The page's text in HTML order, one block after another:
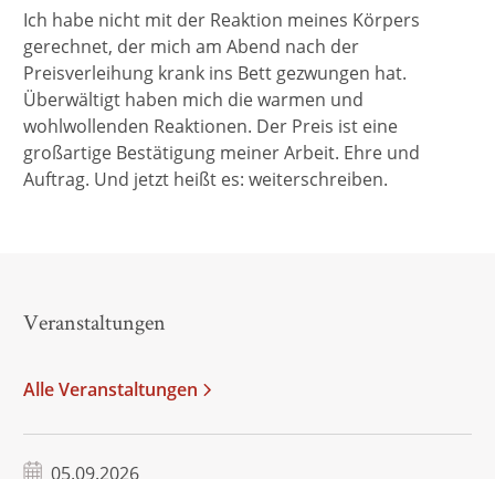
Ich habe nicht mit der Reaktion meines Körpers
gerechnet, der mich am Abend nach der
Preisverleihung krank ins Bett gezwungen hat.
Überwältigt haben mich die warmen und
wohlwollenden Reaktionen. Der Preis ist eine
großartige Bestätigung meiner Arbeit. Ehre und
Auftrag. Und jetzt heißt es: weiterschreiben.
Veranstaltungen
Alle Veranstaltungen
05.09.2026